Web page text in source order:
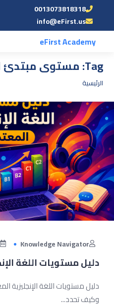
0013073818318
info@eFirst.us
eFirst Academy
Tag: مستوى مبتدئ
الرئيسية
Knowledge Navigator
دليل مستويات اللغة
وكيف تحدد...